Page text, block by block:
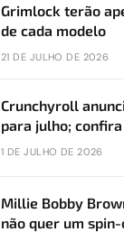
Grimlock terão
de cada modelo
21 DE JULHO DE 2026
Crunchyroll
para julho;
1 DE JULHO DE 2026
Millie Bobby
não quer um